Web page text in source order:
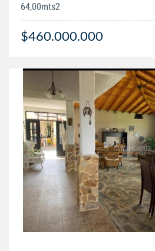
64,00mts2
$460.000.000